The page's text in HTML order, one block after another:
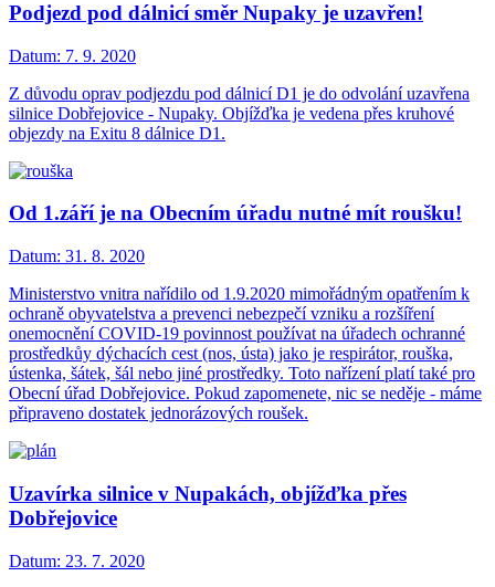
Podjezd pod dálnicí směr Nupaky je uzavřen!
Datum: 7. 9. 2020
Z důvodu oprav podjezdu pod dálnicí D1 je do odvolání uzavřena
silnice Dobřejovice - Nupaky. Objížďka je vedena přes kruhové
objezdy na Exitu 8 dálnice D1.
Od 1.září je na Obecním úřadu nutné mít roušku!
Datum: 31. 8. 2020
Ministerstvo vnitra nařídilo od 1.9.2020 mimořádným opatřením k
ochraně obyvatelstva a prevenci nebezpečí vzniku a rozšíření
onemocnění COVID-19 povinnost používat na úřadech ochranné
prostředkůy dýchacích cest (nos, ústa) jako je respirátor, rouška,
ústenka, šátek, šál nebo jiné prostředky. Toto nařízení platí také pro
Obecní úřad Dobřejovice. Pokud zapomenete, nic se neděje - máme
připraveno dostatek jednorázových roušek.
Uzavírka silnice v Nupakách, objížďka přes
Dobřejovice
Datum: 23. 7. 2020